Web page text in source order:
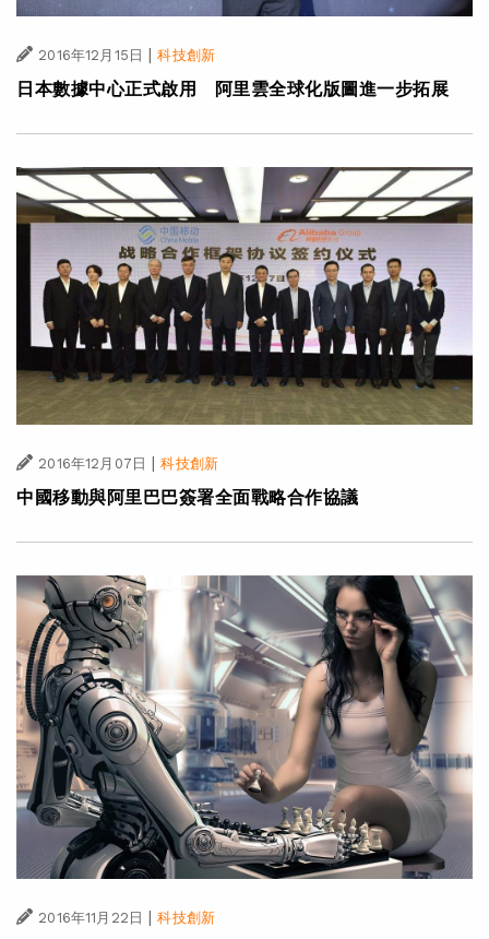
2016年12月15日 科技創新
日本數據中心正式啟用 阿里雲全球化版圖進一步拓展
2016年12月07日 | 科技創新
中國移動與阿里巴巴簽署全面戰略合作協議
2016年11月22日 | 科技創新